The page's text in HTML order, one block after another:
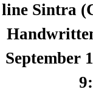
Sintra
September